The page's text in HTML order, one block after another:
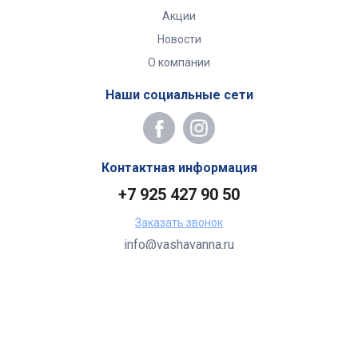
Акции
Новости
О компании
Наши социальные сети
Контактная информация
+7 925 427 90 50
Заказать звонок
info@vashavanna.ru